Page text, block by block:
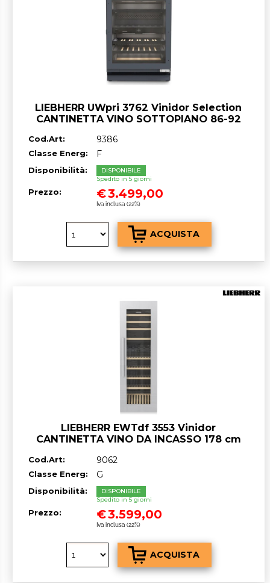
LIEBHERR UWpri 3762 Vinidor Selection
CANTINETTA VINO SOTTOPIANO 86-92
PREVENTIVO
Cod.Art: 9386
Classe Energ: F
Disponibilità:
DISPONIBILE
Spedito in 5 giorni
Prezzo: €3.499,00
Iva inclusa (22%)
LIEBHERR EWTdf 3553 Vinidor
CANTINETTA VINO DA INCASSO 178 cm
PREVENTIVO
Cod.Art: 9062
Classe Energ: G
Disponibilità:
DISPONIBILE
Spedito in 5 giorni
Prezzo: €3.599,00
Iva inclusa (22%)